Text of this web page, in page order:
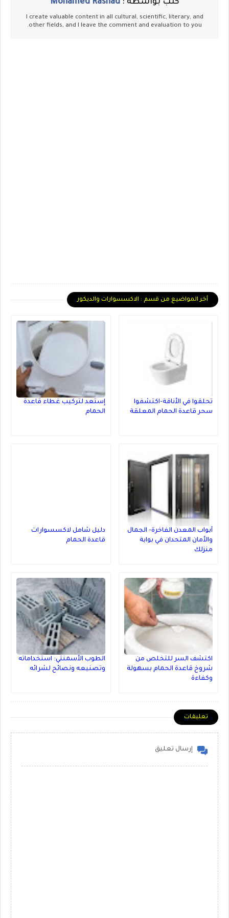
كتب بواسطة : Mohamed Rashad
I create valuable content in all cultural, scientific, literary, and
other fields, and I leave the comment and evaluation to you.
أخر المواضيع من قسم : الاكسسوارات والديكور
تحلقوا في الأناقة-اكتشفوا
سحر قاعدة الحمام المعلقة
إستعد لتركيب غطاء قاعدة
الحمام
أبواب المعدن الفاخرة- الجمال
والأمان المتحدان في بوابة
منزلك
دليل شامل لاكسسوارات
قاعدة الحمام
اكتشف السر للتخلص من
شروخ قاعدة الحمام بسهولة
وكفاءة
الطوب الأسمنتي: استخداماته
وتصنيعه ونصائح لشرائه
تعليقات
إرسال تعليق